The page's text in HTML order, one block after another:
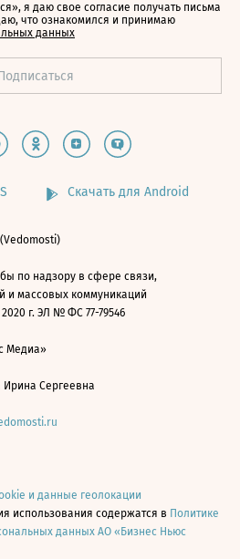
я даю свое согласие получать письма
что ознакомился и принимаю
данных
Скачать для Android
по надзору в сфере связи,
и массовых коммуникаций
г. ЭЛ № ФС 77-79546
Медиа»
Ирина Сергеевна
и данные геолокации
использования содержатся в Политике
данных АО «Бизнес Ньюс